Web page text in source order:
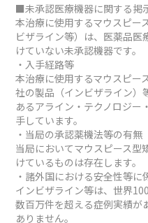
■未承認医療機器に関する掲
本治療に使用するマウスピー
ビザライン等）は、医薬品
けていない未承認機器です。
・入手経路等
本治療に使用するマウスピー
社の製品（インビザライン）
あるアライン・テクノロジー
手しています。
・当局の承認薬機法等の有無
当局においてマウスピース型
けているものは存在します。
・諸外国における安全性等に
インビザライン等は、世界
数百万件を超える症例実績が
ありません。